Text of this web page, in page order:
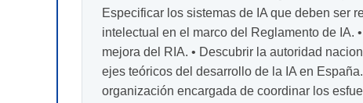
Especificar los sistemas de IA que deben ser
intelectual en el marco del Reglamento de IA.
mejora del RIA. • Descubrir la autoridad
ejes teóricos del desarrollo de la IA en
organización encargada de coordinar los